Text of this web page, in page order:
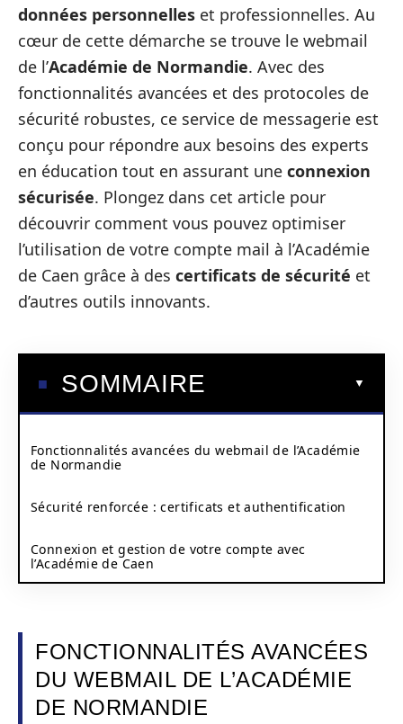
données personnelles et professionnelles. Au
cœur de cette démarche se trouve le webmail
de l’Académie de Normandie. Avec des
fonctionnalités avancées et des protocoles de
sécurité robustes, ce service de messagerie est
conçu pour répondre aux besoins des experts
en éducation tout en assurant une connexion
sécurisée. Plongez dans cet article pour
découvrir comment vous pouvez optimiser
l’utilisation de votre compte mail à l’Académie
de Caen grâce à des certificats de sécurité et
d’autres outils innovants.
SOMMAIRE
Fonctionnalités avancées du webmail de l’Académie
de Normandie
Sécurité renforcée : certificats et authentification
Connexion et gestion de votre compte avec
l’Académie de Caen
FONCTIONNALITÉS AVANCÉES
DU WEBMAIL DE L’ACADÉMIE
DE NORMANDIE